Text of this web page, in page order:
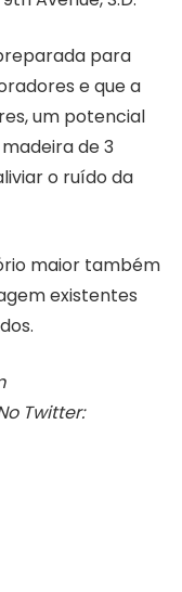
para
e que a
um potencial
de 3
o ruído da
maior também
existentes
Twitter: